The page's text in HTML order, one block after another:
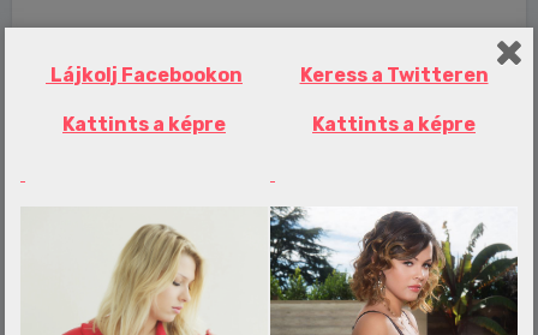
Szervdonorja öccséhez megy feleségül
egy nő
admin aug 9, 2026
Lájkolj Facebookon
Kattints a képre
Keress a Twitteren
Kattints a képre